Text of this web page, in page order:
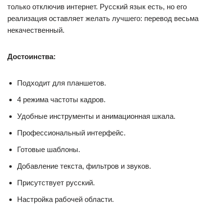
только отключив интернет. Русский язык есть, но его
реализация оставляет желать лучшего: перевод весьма
некачественный.
Достоинства:
Подходит для планшетов.
4 режима частоты кадров.
Удобные инструменты и анимационная шкала.
Профессиональный интерфейс.
Готовые шаблоны.
Добавление текста, фильтров и звуков.
Присутствует русский.
Настройка рабочей области.